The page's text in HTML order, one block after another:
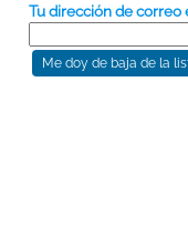
Tu dirección de correo